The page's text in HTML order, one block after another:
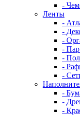
-
Ленты
-
-
-
-
-
-
-
-
-
-